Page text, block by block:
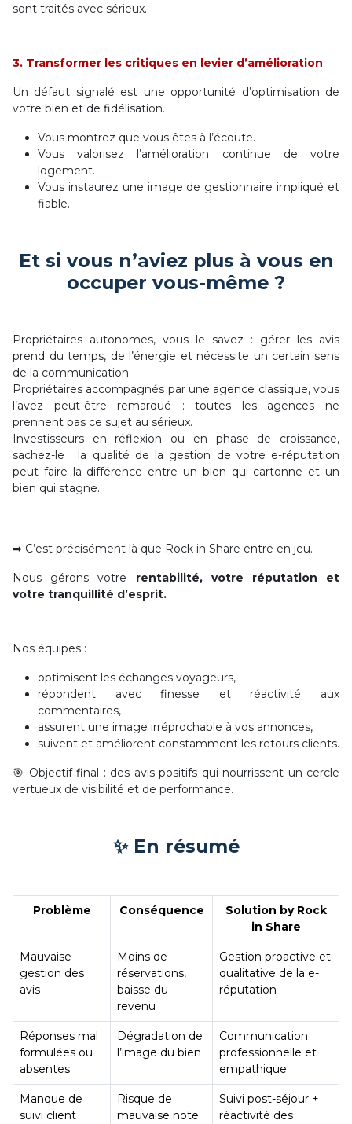
sont traités avec sérieux.
3. Transformer les critiques en levier d’amélioration
Un défaut signalé est une opportunité d’optimisation de
votre bien et de fidélisation.
Vous montrez que vous êtes à l’écoute.
Vous valorisez l’amélioration continue de votre
logement.
Vous instaurez une image de gestionnaire impliqué et
fiable.
Et si vous n’aviez plus à vous en
occuper vous-même ?
Propriétaires autonomes, vous le savez : gérer les avis
prend du temps, de l’énergie et nécessite un certain sens
de la communication.
Propriétaires accompagnés par une agence classique, vous
l’avez peut-être remarqué : toutes les agences ne
prennent pas ce sujet au sérieux.
Investisseurs en réflexion ou en phase de croissance,
sachez-le : la qualité de la gestion de votre e-réputation
peut faire la différence entre un bien qui cartonne et un
bien qui stagne.
➡ C’est précisément là que Rock in Share entre en jeu.
Nous gérons votre rentabilité, votre réputation et
votre tranquillité d’esprit.
Nos équipes :
optimisent les échanges voyageurs,
répondent avec finesse et réactivité aux
commentaires,
assurent une image irréprochable à vos annonces,
suivent et améliorent constamment les retours clients.
🎯 Objectif final : des avis positifs qui nourrissent un cercle
vertueux de visibilité et de performance.
✨ En résumé
Problème Conséquence
Solution by Rock
in Share
Mauvaise
gestion des
avis
Moins de
réservations,
baisse du
revenu
Gestion proactive et
qualitative de la e-
réputation
Réponses mal
formulées ou
absentes
Dégradation de
l’image du bien
Communication
professionnelle et
empathique
Manque de
suivi client
Risque de
mauvaise note
Suivi post-séjour +
réactivité des